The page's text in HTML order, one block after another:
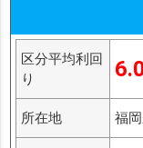
区分平均利回
り
所在地 福